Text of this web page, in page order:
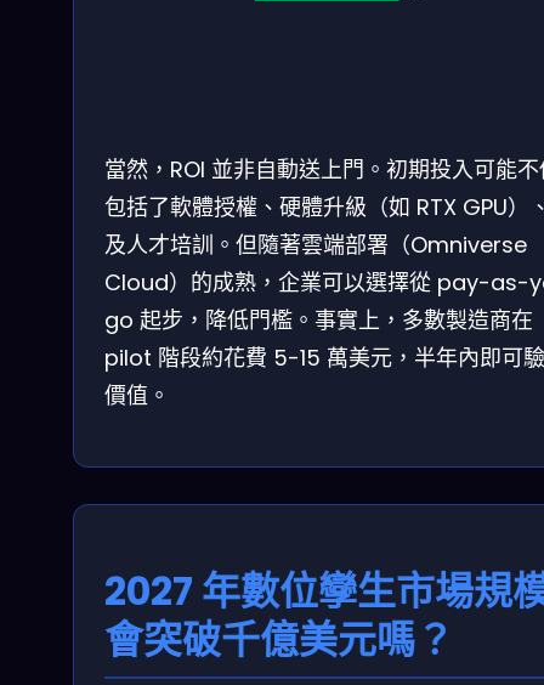
當然，ROI 並非自動送上門。初期投入可能
包括了軟體授權、硬體升級（如 RTX GPU）
及人才培訓。但隨著雲端部署（Omniverse
Cloud）的成熟，企業可以選擇從 pay-as-
go 起步，降低門檻。事實上，多數製造商在
pilot 階段約花費 5-15 萬美元，半年內即可
價值。
2027 年數位孿生市場規
會突破千億美元嗎？